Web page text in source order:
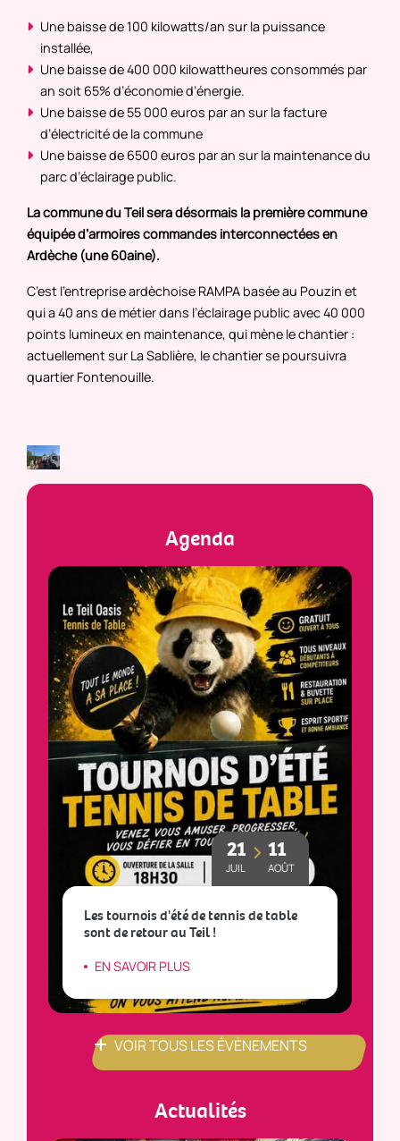
Une baisse de 100 kilowatts/an sur la puissance
installée,
Une baisse de 400 000 kilowattheures consommés par
an soit 65% d’économie d’énergie.
Une baisse de 55 000 euros par an sur la facture
d’électricité de la commune
Une baisse de 6500 euros par an sur la maintenance du
parc d’éclairage public.
La commune du Teil sera désormais la première commune
équipée d’armoires commandes interconnectées en
Ardèche (une 60aine).
C’est l’entreprise ardèchoise RAMPA basée au Pouzin et
qui a 40 ans de métier dans l’éclairage public avec 40 000
points lumineux en maintenance, qui mène le chantier :
actuellement sur La Sablière, le chantier se poursuivra
quartier Fontenouille.
Agenda
21
JUIL
11
AOÛT
Les tournois d'été de tennis de table
sont de retour au Teil !
EN SAVOIR PLUS
VOIR TOUS LES ÉVÈNEMENTS
Actualités